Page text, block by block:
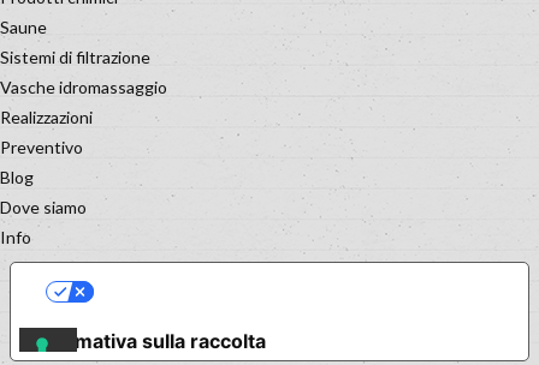
Saune
Sistemi di filtrazione
Vasche idromassaggio
Realizzazioni
Preventivo
Blog
Dove siamo
Info
Informativa sulla raccolta